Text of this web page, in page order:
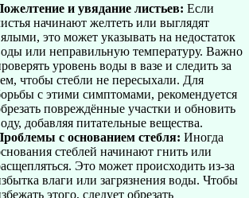
и увядание листьев: Если
начинают желтеть или выглядят
это может указывать на недостаток
или неправильную температуру. Важно
уровень воды в вазе и следить за
чтобы стебли не пересыхали. Для
с этими симптомами, рекомендуется
повреждённые участки и обновить
добавляя питательные вещества.
с основанием стебля: Иногда
стеблей начинают гнить или
Это может происходить из-за
влаги или загрязнения воды. Чтобы
этого, следует обрезать